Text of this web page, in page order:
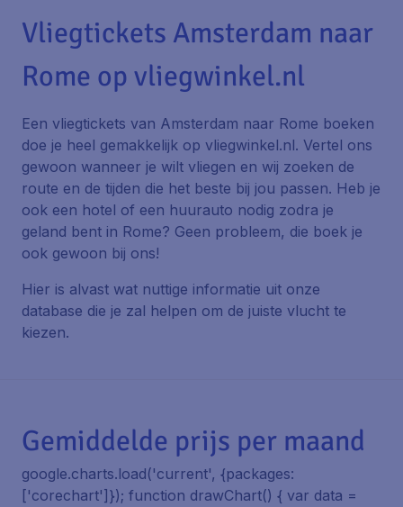
Vliegtickets Amsterdam naar
Rome op vliegwinkel.nl
Een vliegtickets van Amsterdam naar Rome boeken
doe je heel gemakkelijk op vliegwinkel.nl. Vertel ons
gewoon wanneer je wilt vliegen en wij zoeken de
route en de tijden die het beste bij jou passen. Heb je
ook een hotel of een huurauto nodig zodra je
geland bent in Rome? Geen probleem, die boek je
ook gewoon bij ons!
Hier is alvast wat nuttige informatie uit onze
database die je zal helpen om de juiste vlucht te
kiezen.
Gemiddelde prijs per maand
google.charts.load('current', {packages:
['corechart']}); function drawChart() { var data =